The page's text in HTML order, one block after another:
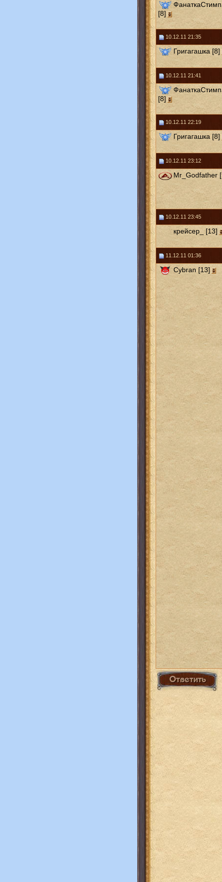
[8]
10.12.11 21:35
Григагашка [8]
10.12.11 21:41
[8]
10.12.11 22:19
Григагашка [8]
10.12.11 23:12
Mr_Godfather
10.12.11 23:45
крейсер_ [13]
11.12.11 01:36
Cybran [13]